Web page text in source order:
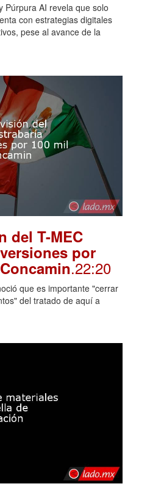
Púrpura AI revela que solo
con estrategias digitales
pese al avance de la
del T-MEC
por
.22:20
que es importante "cerrar
del tratado de aquí a